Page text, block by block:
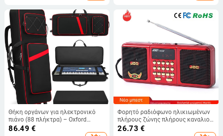
Θήκη οργάνων για ηλεκτρονικό
πιάνο (88 πλήκτρα) – Oxford
ύφασμα, επένδυση πολυεστέρα,
86.49 €
Φορητό ραδιόφωνο ηλικιωμένων
πλήρους ζώνης πλήρους καναλιού
πολλαπλών λειτουργιών με κάρτα
26.73 €